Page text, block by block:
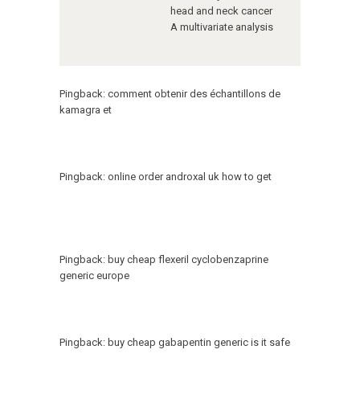
head and neck cancer
A multivariate analysis
Pingback: comment obtenir des échantillons de
kamagra et
Pingback: online order androxal uk how to get
Pingback: buy cheap flexeril cyclobenzaprine
generic europe
Pingback: buy cheap gabapentin generic is it safe